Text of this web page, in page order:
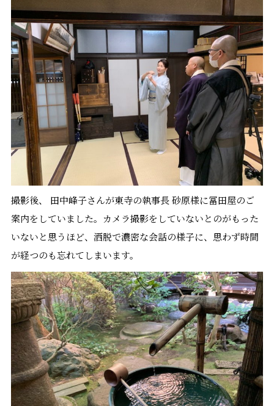
撮影後、 田中峰子さんが東寺の執事長 砂原様に冨田屋のご
案内をしていました。カメラ撮影をしていないとのがもった
いないと思うほど、洒脱で濃密な会話の様子に、思わず時間
が経つのも忘れてしまいます。